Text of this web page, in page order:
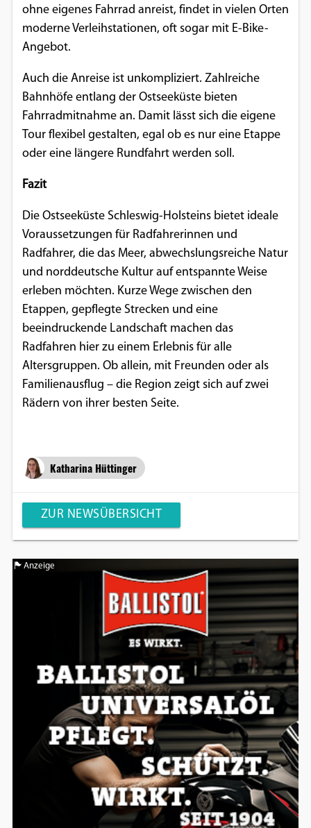
ohne eigenes Fahrrad anreist, findet in vielen Orten
moderne Verleihstationen, oft sogar mit E-Bike-
Angebot.
Auch die Anreise ist unkompliziert. Zahlreiche
Bahnhöfe entlang der Ostseeküste bieten
Fahrradmitnahme an. Damit lässt sich die eigene
Tour flexibel gestalten, egal ob es nur eine Etappe
oder eine längere Rundfahrt werden soll.
Fazit
Die Ostseeküste Schleswig-Holsteins bietet ideale
Voraussetzungen für Radfahrerinnen und
Radfahrer, die das Meer, abwechslungsreiche Natur
und norddeutsche Kultur auf entspannte Weise
erleben möchten. Kurze Wege zwischen den
Etappen, gepflegte Strecken und eine
beeindruckende Landschaft machen das
Radfahren hier zu einem Erlebnis für alle
Altersgruppen. Ob allein, mit Freunden oder als
Familienausflug – die Region zeigt sich auf zwei
Rädern von ihrer besten Seite.
Katharina Hüttinger
ZUR NEWSÜBERSICHT
Anzeige